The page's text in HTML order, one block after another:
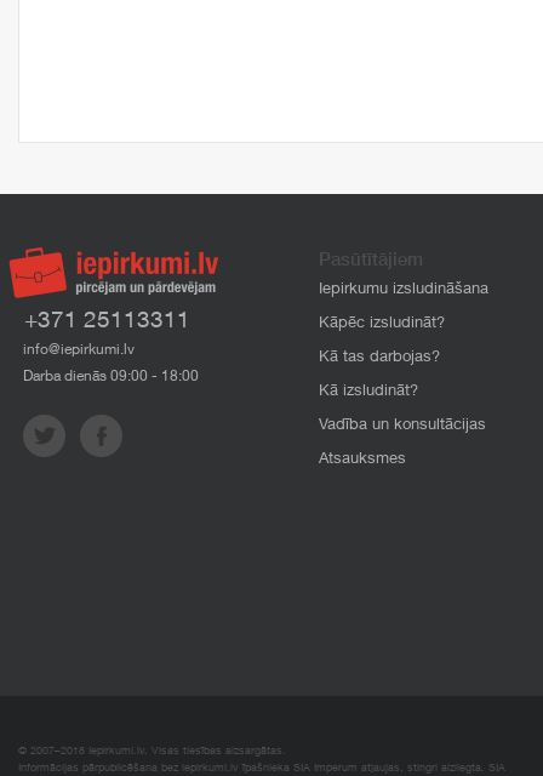
+371 25113311
info@iepirkumi.lv
Darba dienās 09:00 - 18:00
Pasūtītājiem
Iepirkumu izsludināšana
Kāpēc izsludināt?
Kā tas darbojas?
Kā izsludināt?
Vadība un konsultācijas
Atsauksmes
© 2007–2018 Iepirkumi.lv. Visas tiesības aizsargātas.
Informācijas pārpublicēšana bez iepirkumi.lv īpašnieka SIA Imperum atļaujas, stingri aizliegta. SIA